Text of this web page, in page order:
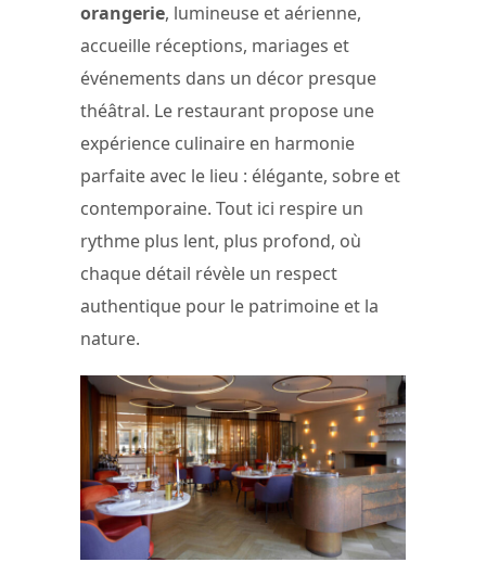
orangerie, lumineuse et aérienne,
accueille réceptions, mariages et
événements dans un décor presque
théâtral. Le restaurant propose une
expérience culinaire en harmonie
parfaite avec le lieu : élégante, sobre et
contemporaine. Tout ici respire un
rythme plus lent, plus profond, où
chaque détail révèle un respect
authentique pour le patrimoine et la
nature.